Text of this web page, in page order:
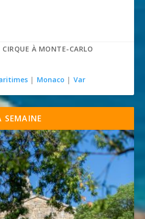
CIRQUE À MONTE-CARLO
| Monaco | Var
SEMAINE